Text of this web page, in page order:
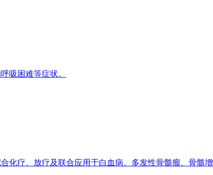
吸困难等症状。
化疗、放疗及联合应用于白血病、多发性骨髓瘤、骨髓